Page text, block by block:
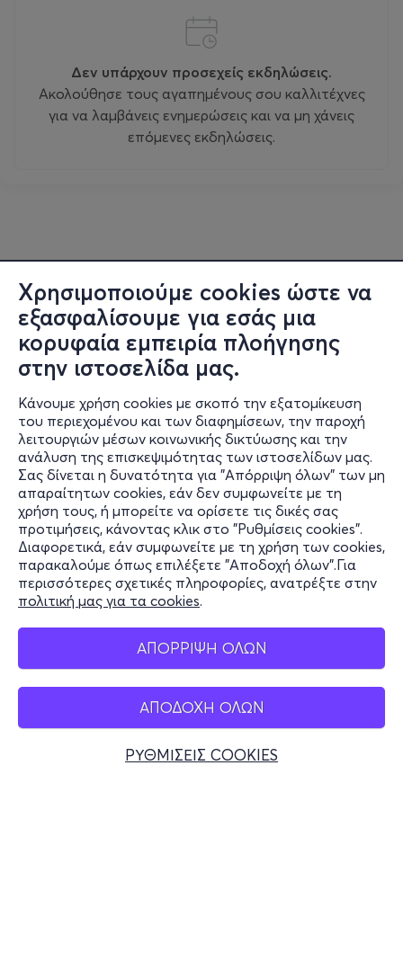
Χρησιμοποιούμε cookies ώστε να
εξασφαλίσουμε για εσάς μια
κορυφαία εμπειρία πλοήγησης
στην ιστοσελίδα μας.
Κάνουμε χρήση cookies με σκοπό την εξατομίκευση
του περιεχομένου και των διαφημίσεων, την παροχή
λειτουργιών μέσων κοινωνικής δικτύωσης και την
ανάλυση της επισκεψιμότητας των ιστοσελίδων μας.
Σας δίνεται η δυνατότητα για "Απόρριψη όλων" των μη
απαραίτητων cookies, εάν δεν συμφωνείτε με τη
χρήση τους, ή μπορείτε να ορίσετε τις δικές σας
προτιμήσεις, κάνοντας κλικ στο "Ρυθμίσεις cookies".
Διαφορετικά, εάν συμφωνείτε με τη χρήση των cookies,
παρακαλούμε όπως επιλέξετε "Αποδοχή όλων".Για
περισσότερες σχετικές πληροφορίες, ανατρέξτε στην
πολιτική μας για τα cookies.
ΑΠΟΡΡΙΨΗ ΟΛΩΝ
ΑΠΟΔΟΧΗ ΟΛΩΝ
ΡΥΘΜΙΣΕΙΣ COOKIES
Δεν υπάρχουν προσεχείς εκδηλώσεις.
Ακολούθησε τους αγαπημένους σου καλλιτέχνες
για να λαμβάνεις ενημερώσεις και να μη χάνεις
επόμενες εκδηλώσεις.
Πληροφορίες
Υποστήριξη
Stay Connected
Mobile app